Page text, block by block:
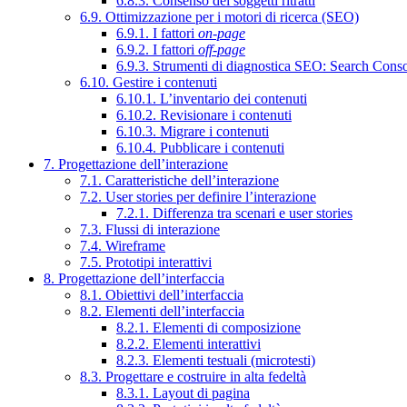
6.9. Ottimizzazione per i motori di ricerca (SEO)
6.9.1. I fattori on-page
6.9.2. I fattori off-page
6.9.3. Strumenti di diagnostica SEO: Search
6.10. Gestire i contenuti
6.10.1. L’inventario dei contenuti
6.10.2. Revisionare i contenuti
6.10.3. Migrare i contenuti
6.10.4. Pubblicare i contenuti
7. Progettazione dell’interazione
7.1. Caratteristiche dell’interazione
7.2. User stories per definire l’interazione
7.2.1. Differenza tra scenari e user stories
7.3. Flussi di interazione
7.4. Wireframe
7.5. Prototipi interattivi
8. Progettazione dell’interfaccia
8.1. Obiettivi dell’interfaccia
8.2. Elementi dell’interfaccia
8.2.1. Elementi di composizione
8.2.2. Elementi interattivi
8.2.3. Elementi testuali (microtesti)
8.3. Progettare e costruire in alta fedeltà
8.3.1. Layout di pagina